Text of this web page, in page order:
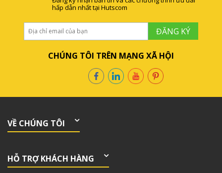
hấp dẫn nhất tại Hutscom
ĐĂNG KÝ
CHÚNG TÔI TRÊN MẠNG XÃ HỘI
VỀ CHÚNG TÔI
HỖ TRỢ KHÁCH HÀNG